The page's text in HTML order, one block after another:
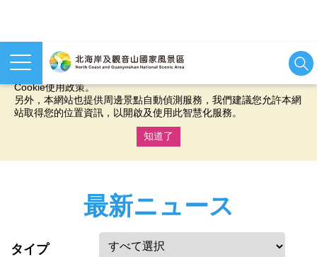
本網站使用cookies等相關技術以持續優化網站服務，並有助於為
您提供更佳的體驗，當您繼續使用本網站即表示您同意我們的
Cookie使用政策。
另外，本網站也提供周邊景點自動偵測服務，我們建議您允許本網
站取得您的位置資訊，以開啟及使用此智慧化服務。
知道了
最新ニュース
タイプ